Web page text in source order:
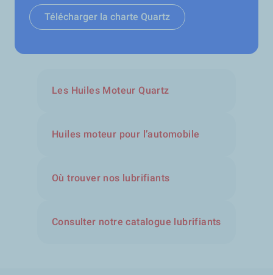
Télécharger la charte Quartz
Les Huiles Moteur Quartz
Huiles moteur pour l’automobile
Où trouver nos lubrifiants
Consulter notre catalogue lubrifiants